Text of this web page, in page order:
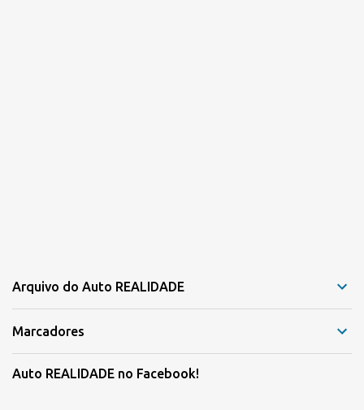
Arquivo do Auto REALIDADE
Marcadores
Auto REALIDADE no Facebook!